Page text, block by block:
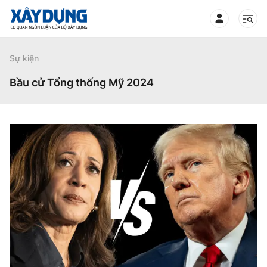
CHUYÊN MỤC
Mới nhất
Thời sự
Chính trị
Xã hội
Xây dựng
Chỉ đạo điều hành
Giao thông
Sự kiện
Bầu cử Tổng thống Mỹ 2024